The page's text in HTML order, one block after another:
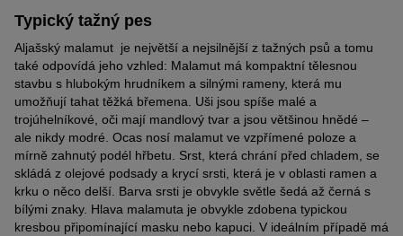
Typický tažný pes
Aljašský malamut je největší a nejsilnější z tažných psů a tomu
také odpovídá jeho vzhled: Malamut má kompaktní tělesnou
stavbu s hlubokým hrudníkem a silnými rameny, která mu
umožňují tahat těžká břemena. Uši jsou spíše malé a
trojúhelníkové, oči mají mandlový tvar a jsou většinou hnědé –
ale nikdy modré. Ocas nosí malamut ve vzpřímené poloze a
mírně zahnutý podél hřbetu. Srst, která chrání před chladem, se
skládá z olejové podsady a krycí srsti, která je v oblasti ramen a
krku o něco delší. Barva srsti je obvykle světle šedá až černá s
bílými znaky. Hlava malamuta je obvykle zdobena typickou
kresbou připomínající masku nebo kapuci. V ideálním případě má